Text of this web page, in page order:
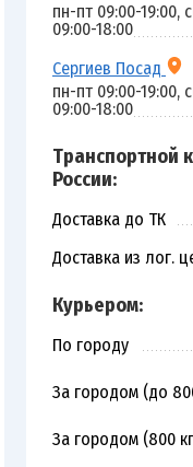
пн-пт 09:00-19:00,
09:00-18:00
Сергиев Посад
пн-пт 09:00-19:00,
09:00-18:00
Транспортной
России:
Доставка до ТК
Доставка из лог.
Курьером:
По городу
За городом (до
За городом (800